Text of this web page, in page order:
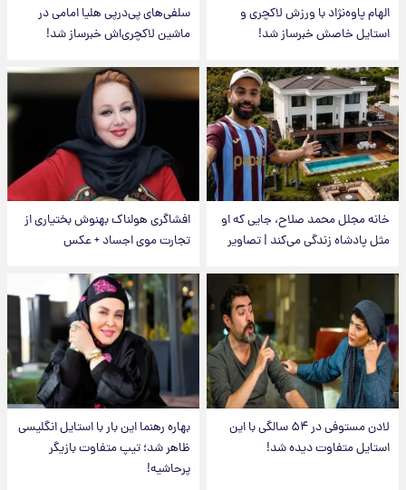
الهام پاوه‌نژاد با ورزش لاکچری و
استایل خاصش خبرساز شد!
سلفی‌های پی‌درپی هلیا امامی در
ماشین لاکچری‌اش خبرساز شد!
خانه مجلل محمد صلاح، جایی که او
مثل پادشاه زندگی می‌کند | تصاویر
افشاگری هولناک بهنوش بختیاری از
تجارت موی اجساد + عکس
لادن مستوفی در ۵۴ سالگی با این
استایل متفاوت دیده شد!
بهاره رهنما این بار با استایل انگلیسی
ظاهر شد؛ تیپ متفاوت بازیگر
پرحاشیه!